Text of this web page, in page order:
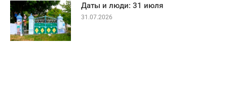
Даты и люди: 31 июля
31.07.2026